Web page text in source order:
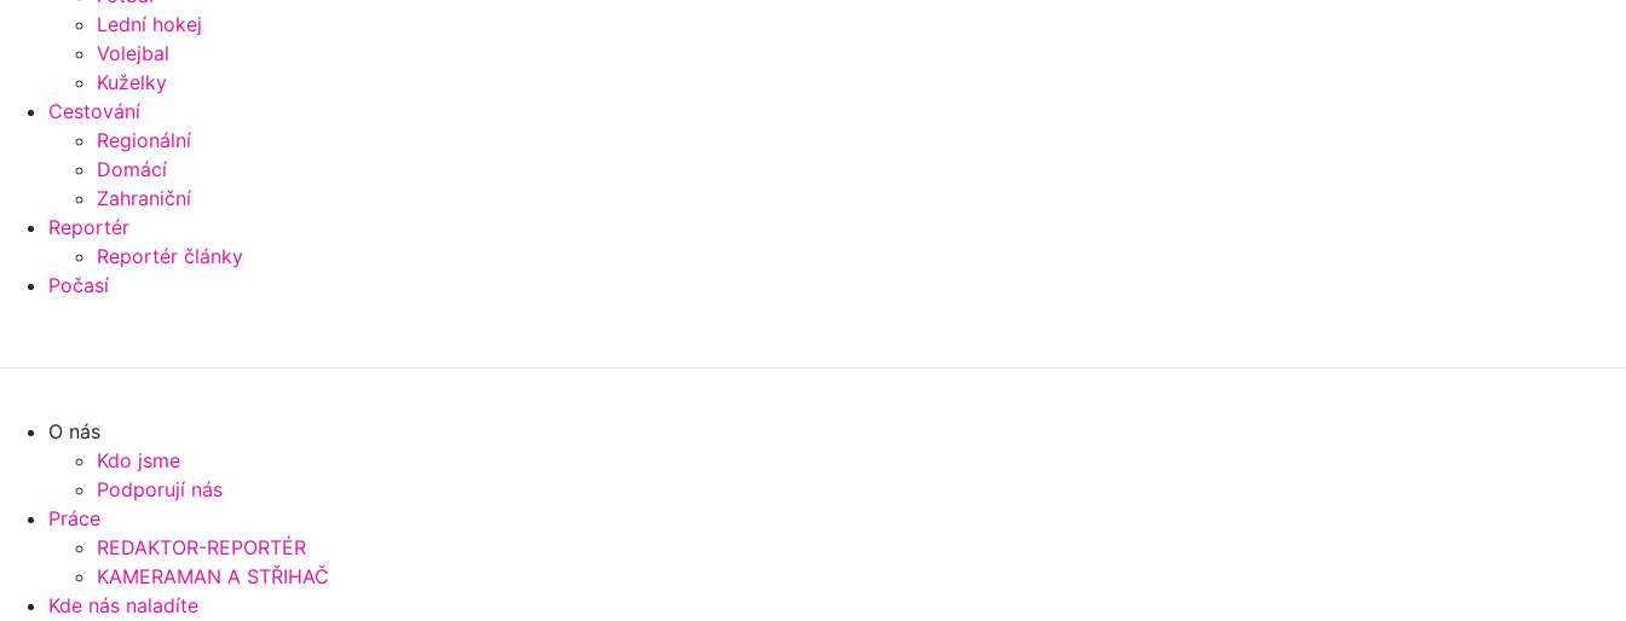
Lední hokej
Volejbal
Kuželky
Cestování
Regionální
Domácí
Zahraniční
Reportér
Reportér články
Počasí
O nás
Kdo jsme
Podporují nás
Práce
REDAKTOR-REPORTÉR
KAMERAMAN A STŘIHAČ
Kde nás naladíte